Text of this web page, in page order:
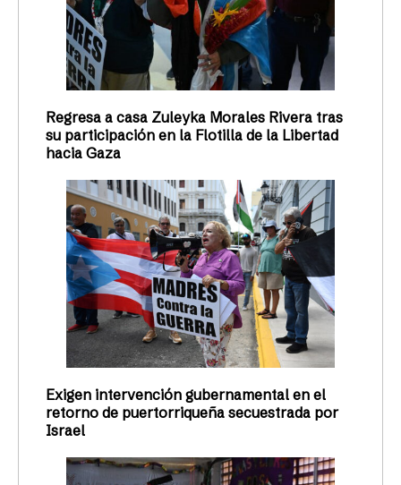
Regresa a casa Zuleyka Morales Rivera tras
su participación en la Flotilla de la Libertad
hacia Gaza
Exigen intervención gubernamental en el
retorno de puertorriqueña secuestrada por
Israel